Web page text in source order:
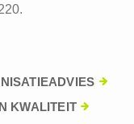
KWALITEIT